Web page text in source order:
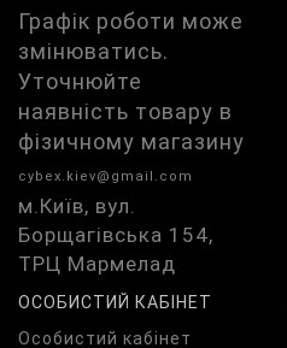
Графік роботи може
змінюватись.
Уточнюйте
наявність товару в
фізичному магазину
cybex.kiev@gmail.com
м.Київ, вул.
Борщагівська 154,
ТРЦ Мармелад
ОСОБИСТИЙ КАБІНЕТ
Особистий кабінет